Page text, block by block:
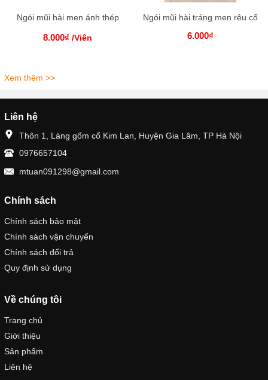
Ngói mũi hài men ánh thép
8.000₫ /Viên
Ngói mũi hài tráng men rêu cổ
6.000₫
Xem thêm >>
Liên hệ
Thôn 1, Làng gốm cổ Kim Lan, Huyện Gia Lâm, TP Hà Nội
0976657104
mtuan091298@gmail.com
Chính sách
Chính sách bảo mật
Chính sách vận chuyển
Chính sách đổi trả
Quy định sử dụng
Về chúng tôi
Trang chủ
Giới thiệu
Sản phẩm
Liên hệ